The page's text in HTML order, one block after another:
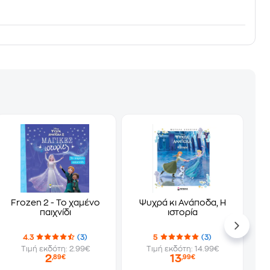
Frozen 2 - Το χαμένο
παιχνίδι
4.3
(3)
Τιμή εκδότη: 2.99€
2,89€
Ψυχρά κι Ανάποδα, Η
ιστορία
5
(3)
Τιμή εκδότη: 14.99€
13,99€